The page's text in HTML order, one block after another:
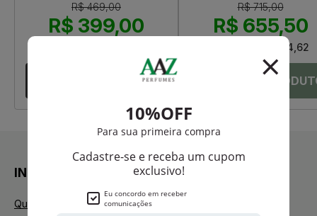
R$ 469,00
R$ 399,00
R$ 715,00
R$ 655,50
R$ 54,62
INSTITUCIONAL
Quem Somos